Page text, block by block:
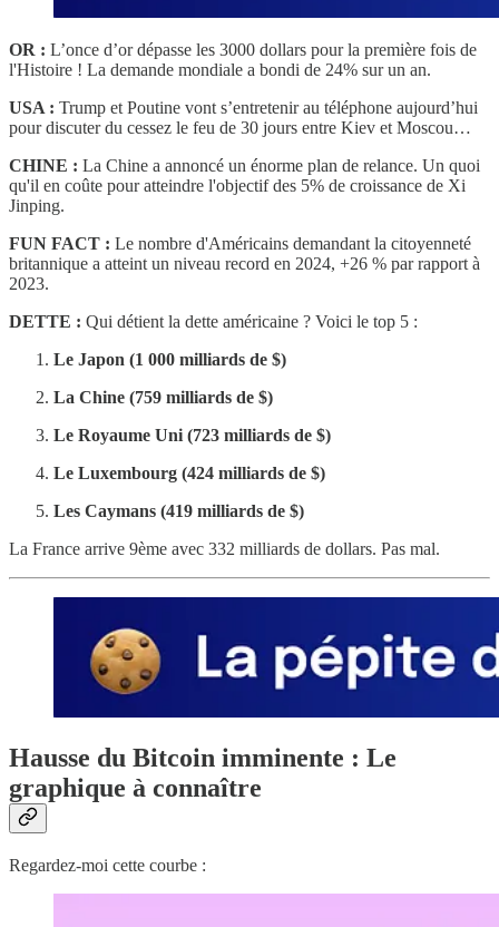
OR : L’once d’or dépasse les 3000 dollars pour la première fois de
l'Histoire ! La demande mondiale a bondi de 24% sur un an.
USA : Trump et Poutine vont s’entretenir au téléphone aujourd’hui
pour discuter du cessez le feu de 30 jours entre Kiev et Moscou…
CHINE : La Chine a annoncé un énorme plan de relance. Un quoi
qu'il en coûte pour atteindre l'objectif des 5% de croissance de Xi
Jinping.
FUN FACT : Le nombre d'Américains demandant la citoyenneté
britannique a atteint un niveau record en 2024, +26 % par rapport à
2023.
DETTE : Qui détient la dette américaine ? Voici le top 5 :
Le Japon (1 000 milliards de $)
La Chine (759 milliards de $)
Le Royaume Uni (723 milliards de $)
Le Luxembourg (424 milliards de $)
Les Caymans (419 milliards de $)
La France arrive 9ème avec 332 milliards de dollars. Pas mal.
Hausse du Bitcoin imminente : Le
graphique à connaître
Regardez-moi cette courbe :